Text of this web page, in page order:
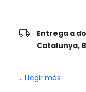
local_shipping Entrega a
Catalunya,
... Llegir més